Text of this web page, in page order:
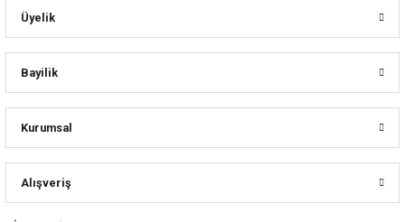
Üyelik
Bayilik
Kurumsal
Alışveriş